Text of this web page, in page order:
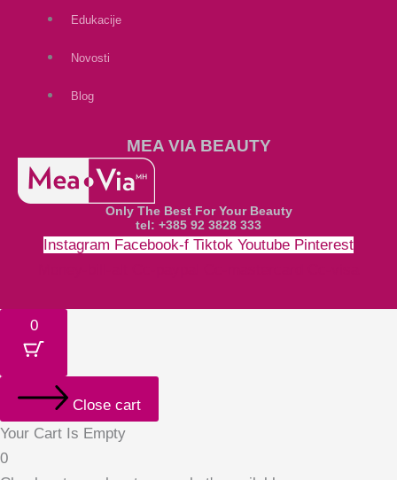
Edukacije
Novosti
Blog
MEA VIA BEAUTY
Only The Best For Your Beauty
tel: +385 92 3828 333
Instagram Facebook-f Tiktok Youtube Pinterest
0
Close cart
Your Cart Is Empty
0